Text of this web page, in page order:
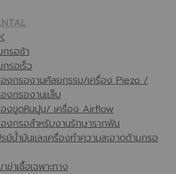
กรอช้า
รอเร็ว
องกรองานศัลยกรรม/เครื่อง Piezo /
องกรองานแล็บ
องขูดหินปูน/ เครื่อง Airflow
องกรอสำหรับงานรักษารากฟัน
รย์น้ำมันและเครื่องทำความสะอาดด้ามกรอ
ฆ่าเชื้อเฉพาะทาง